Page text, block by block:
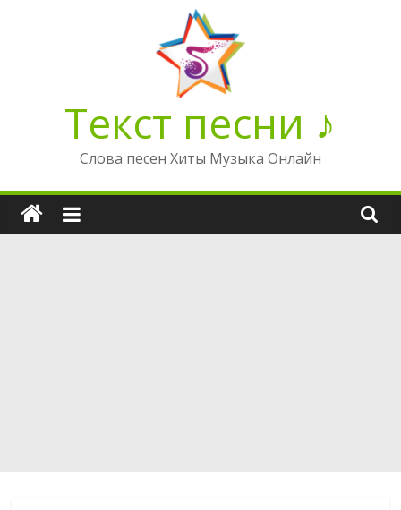
Текст песни ♪
Слова песен Хиты Музыка Онлайн